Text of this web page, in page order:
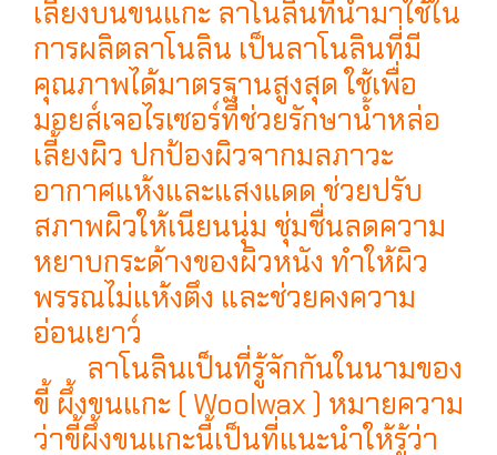
เลี้ยงบนขนแกะ ลาโนลินที่นำมาใช้ใน
การผลิตลาโนลิน เป็นลาโนลินที่มี
คุณภาพได้มาตรฐานสูงสุด ใช้เพื่อ
มอยส์เจอไรเซอร์ที่ช่วยรักษาน้ำหล่อ
เลี้ยงผิว ปกป้องผิวจากมลภาวะ
อากาศแห้งและแสงแดด ช่วยปรับ
สภาพผิวให้เนียนนุ่ม ชุ่มชื่นลดความ
หยาบกระด้างของผิวหนัง ทำให้ผิว
พรรณไม่แห้งตึง และช่วยคงความ
อ่อนเยาว์
ลาโนลินเป็นที่รู้จักกันในนามของ
ขี้ ผึ้งขนแกะ ( Woolwax ) หมายความ
ว่าขี้ผึ้งขนเเกะนี้เป็นที่แนะนําให้รู้ว่า